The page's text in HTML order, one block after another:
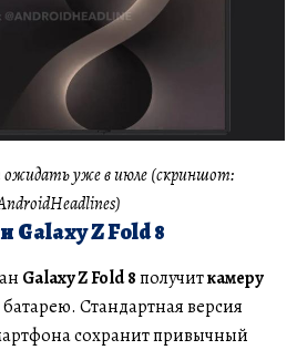
ожидать уже в июле (скриншот:
Galaxy Z Fold 8
Galaxy Z Fold 8получиткамеру
Стандартная версия
сохранит привычный